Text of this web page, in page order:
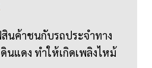
นค้าชนกับรถประจำทาง
นแดง ทำให้เกิดเพลิงไหม้